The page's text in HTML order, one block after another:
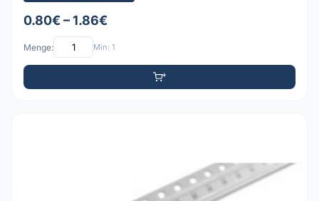
0.80€ – 1.86€
Menge: Min: 1